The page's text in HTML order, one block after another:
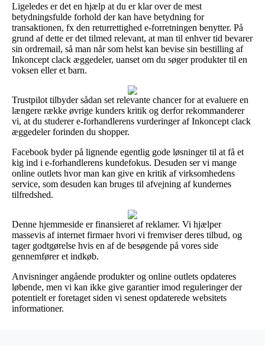
Ligeledes er det en hjælp at du er klar over de mest
betydningsfulde forhold der kan have betydning for
transaktionen, fx den returrettighed e-forretningen benytter. På
grund af dette er det tilmed relevant, at man til enhver tid bevarer
sin ordremail, så man når som helst kan bevise sin bestilling af
Inkoncept clack æggedeler, uanset om du søger produkter til en
voksen eller et barn.
Trustpilot tilbyder sådan set relevante chancer for at evaluere en
længere række øvrige kunders kritik og derfor rekommanderer
vi, at du studerer e-forhandlerens vurderinger af Inkoncept clack
æggedeler forinden du shopper.
Facebook byder på lignende egentlig gode løsninger til at få et
kig ind i e-forhandlerens kundefokus. Desuden ser vi mange
online outlets hvor man kan give en kritik af virksomhedens
service, som desuden kan bruges til afvejning af kundernes
tilfredshed.
Denne hjemmeside er finansieret af reklamer. Vi hjælper
massevis af internet firmaer hvori vi fremviser deres tilbud, og
tager godtgørelse hvis en af de besøgende på vores side
gennemfører et indkøb.
Anvisninger angående produkter og online outlets opdateres
løbende, men vi kan ikke give garantier imod reguleringer der
potentielt er foretaget siden vi senest opdaterede websitets
informationer.